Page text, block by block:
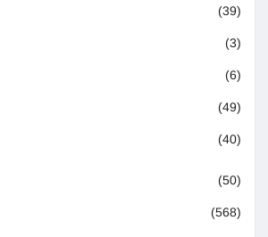
(39)
(3)
(6)
(49)
(40)
(50)
(568)